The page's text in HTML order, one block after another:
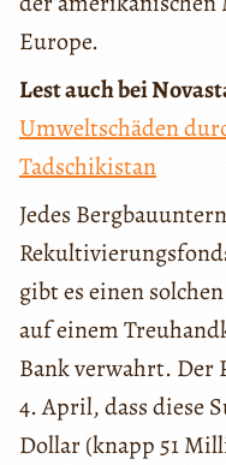
Europe.
Lest auch bei
Umweltschäden
Tadschikistan
Jedes
gibt es einen
auf einem
Bank verwahrt. Der
4. April, dass diese
Dollar (knapp 51